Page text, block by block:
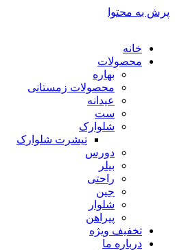
پرش به محتوا
خانه
محصولات
بهاره
محصولات زمستانی
عیدانه
ست
شلوارک
تیشرت شلوارک
دورس
بیلر
راحتی
جین
شلوار
پیراهن
تخفیف ویژه
درباره ما